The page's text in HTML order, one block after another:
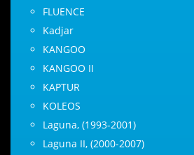
FLUENCE
Kadjar
KANGOO
KANGOO II
KAPTUR
KOLEOS
Laguna, (1993-2001)
Laguna II, (2000-2007)